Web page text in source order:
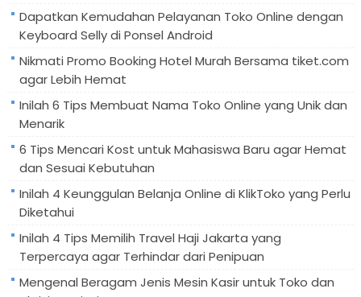
Dapatkan Kemudahan Pelayanan Toko Online dengan
Keyboard Selly di Ponsel Android
Nikmati Promo Booking Hotel Murah Bersama tiket.com
agar Lebih Hemat
Inilah 6 Tips Membuat Nama Toko Online yang Unik dan
Menarik
6 Tips Mencari Kost untuk Mahasiswa Baru agar Hemat
dan Sesuai Kebutuhan
Inilah 4 Keunggulan Belanja Online di KlikToko yang Perlu
Diketahui
Inilah 4 Tips Memilih Travel Haji Jakarta yang
Terpercaya agar Terhindar dari Penipuan
Mengenal Beragam Jenis Mesin Kasir untuk Toko dan